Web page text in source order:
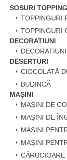
SOSURI TOPPING
TOPPINGURI
TOPPINGURI
DECORATIUNI
DECORATIUNI
DESERTURI
CIOCOLATĂ
BUDINCĂ
MAȘINI
MAȘINI DE
MAȘINI DE
MAȘINI
MAȘINI